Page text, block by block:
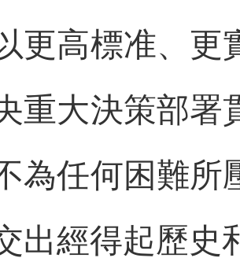
更高標准、更
重大決策部署
為任何困難
出經得起歷史